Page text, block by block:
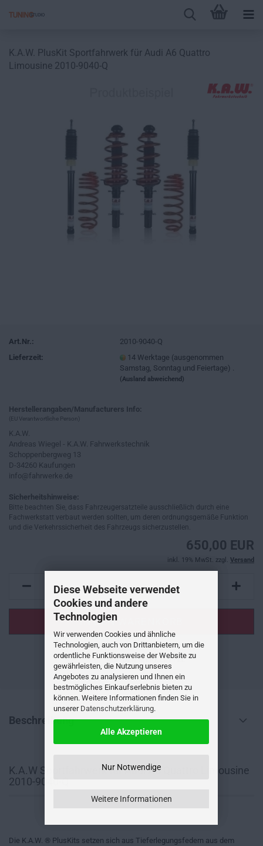
Diese Webseite verwendet
Cookies und andere
Technologien
Wir verwenden Cookies und ähnliche
Technologien, auch von Drittanbietern, um die
ordentliche Funktionsweise der Website zu
gewährleisten, die Nutzung unseres
Angebotes zu analysieren und Ihnen ein
bestmögliches Einkaufserlebnis bieten zu
können. Weitere Informationen finden Sie in
unserer Datenschutzerklärung.
Alle Akzeptieren
Nur Notwendige
Weitere Informationen
K.A.W. PlusKit Sportfahrwerk für Audi A6 Quattro
Limousine 2010-9040-Q
Art.Nr.:
2010-9040-Q
Lieferzeit:
14 Werktage (ausgenommen
Samstag, Sonntag und Feiertage) .
(Ausland abweichend)
Herstellerangaben/Manufacturers Info:
(EU Verantwortliche Person)
K.A.W.
Andreas Wiegel - K.A.W. Fahrwerkstechnik
Schoppenbergweg 13
D-34260 Kaufungen
info@fahrwerke.de
Sicherheitshinweise:
Bitte beachten Sie, dass Fahrzeugersatzteile ausschließlich durch eine
Fachwerkstatt verbaut werden sollten, um deren ordnungsgemäße Funktion
und die Verkehrssicherheit des Fahrzeugs sicherzustellen.
650,00 EUR
inkl. 19% MwSt. zzgl. Versand
AUF DEN MERKZETTEL
Beschreibung
K.A.W Sportfahrwerk für Audi A6 Quattro Limousine
2010-9040-Q
Die K.A.W. ® PlusKits setzen sich aus Tieferlegungsfedern aus dem